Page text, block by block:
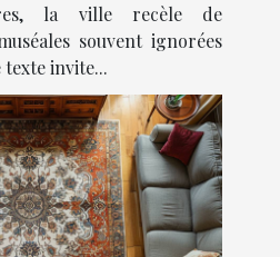
la ville recèle de
souvent ignorées
invite...